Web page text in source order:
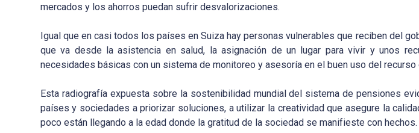
mercados y los ahorros puedan sufrir desvalorizaciones.
Igual que en casi todos los países en Suiza hay personas vulnerables que reciben del
que va desde la asistencia en salud, la asignación de un lugar para vivir y unos
necesidades básicas con un sistema de monitoreo y asesoría en el buen uso del
Esta radiografía expuesta sobre la sostenibilidad mundial del sistema de pensiones
países y sociedades a priorizar soluciones, a utilizar la creatividad que asegure la
poco están llegando a la edad donde la gratitud de la sociedad se manifieste con hechos.